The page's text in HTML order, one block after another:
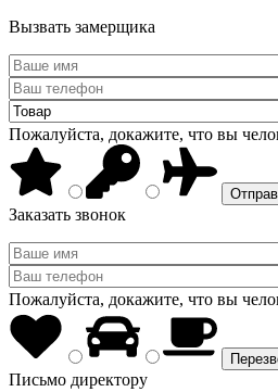
Вызвать замерщика
Пожалуйста, докажите, что вы
Заказать звонок
Пожалуйста, докажите, что вы
Письмо директору